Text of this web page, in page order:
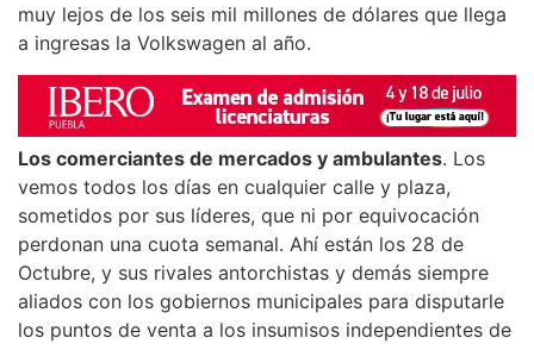
muy lejos de los seis mil millones de dólares que llega
a ingresas la Volkswagen al año.
Los comerciantes de mercados y ambulantes. Los
vemos todos los días en cualquier calle y plaza,
sometidos por sus líderes, que ni por equivocación
perdonan una cuota semanal. Ahí están los 28 de
Octubre, y sus rivales antorchistas y demás siempre
aliados con los gobiernos municipales para disputarle
los puntos de venta a los insumisos independientes de